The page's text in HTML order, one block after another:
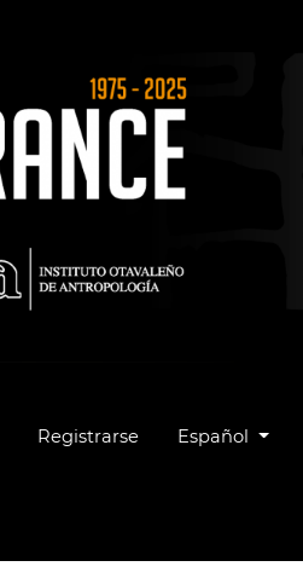
Registrarse Cambiar el
Español